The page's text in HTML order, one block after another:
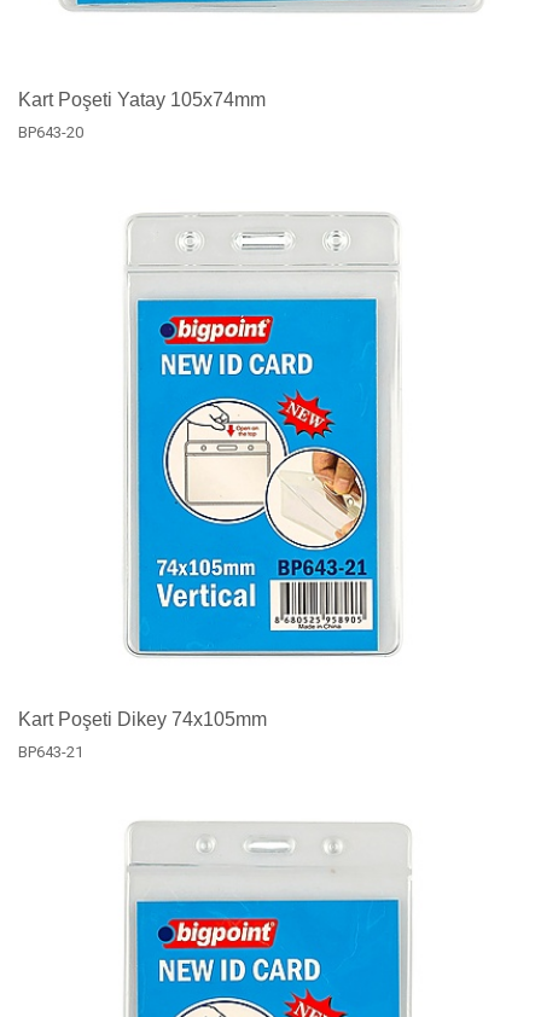
Kart Poşeti Yatay 105x74mm
BP643-20
Kart Poşeti Dikey 74x105mm
BP643-21